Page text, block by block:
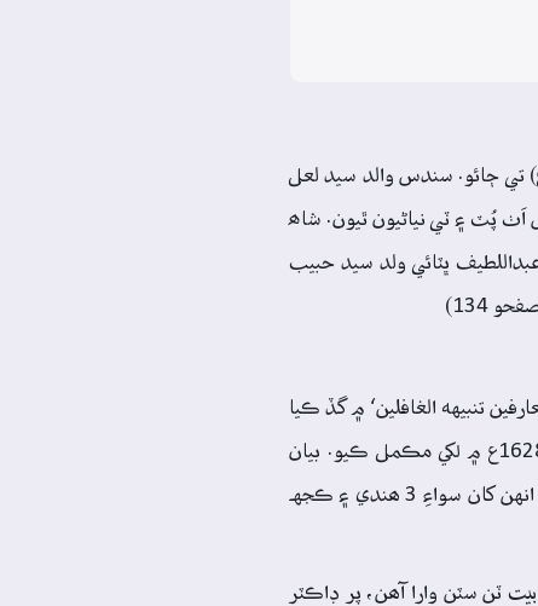
بلڙيءَ وارو، متعلوي (مٽياروي) ساداتن جي خاندان مان ھو. شاھ ڪريم 20 شعبان، 943هه (مطابق 20 جنوري، 1538ع) تي ڄائو. سندس والد سيد لعل
جي ڄمار ۾، 7 ذوالقعد 1032ھ/1623ع تي وفات ڪئي. کيس اَٺ پُٽ ۽ ٽي نياڻيون ٿيون. شاھ
ڀٽائي ولد سيد حبيب
134)
تنبيهه الغافلين‘ ۾ گڏ ڪيا
ويا آھن. ’بيان العارفين تنبيهه الغافلين‘ سندس مريد محمد رضا بن عبدالواسع، سندس وفات کان ڇھ سال پوءِ يعني سن 1038ھ/1628ع ۾ لکي مڪمل ڪيو. بيان
العارفين ۾ جيڪي سنڌي بيت آيا آھن، انهن مان 92 بيت شاھ ڪريم جا آھن، 8 بيت قاضي قادن جا آھن ۽ 6 بيت ٻين شاعرن جا آھن. انهن کان سواءِ 3 ھندي ۽ ڪجهہ
ٽن سٽن وارا آھن، پر ڊاڪٽر